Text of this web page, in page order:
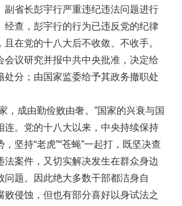
副省长彭宇行严重违纪违法问题进行
经查，彭宇行的行为已违反党的纪律
在党的十八大后不收敛、不收手。
会议研究并报中共中央批准，决定给
处分；由国家监委给予其政务撤职处
，成由勤俭败由奢。”国家的兴衰与国
连。党的十八大以来，中央持续保持
坚持“老虎”“苍蝇”一起打，既坚决查
法案件，又切实解决发生在群众身边
问题。因此绝大多数干部都洁身自
败侵蚀，但也有部分喜好以身试法之